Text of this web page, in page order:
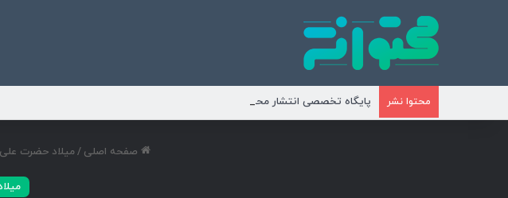
محتوا نشر پایگاه تخصصی انتشار محتوای مناسبتی و موضوعی
صفحه اصلی /میلاد حضرت علی